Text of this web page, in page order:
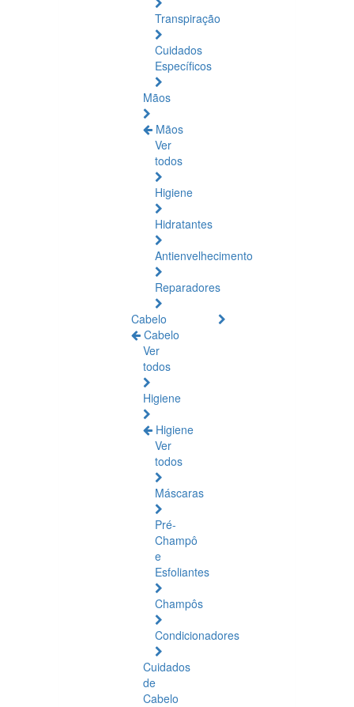
Transpiração
Cuidados
Específicos
Mãos
Mãos
Ver
todos
Higiene
Hidratantes
Antienvelhecimento
Reparadores
Cabelo
Cabelo
Ver
todos
Higiene
Higiene
Ver
todos
Máscaras
Pré-
Champô
e
Esfoliantes
Champôs
Condicionadores
Cuidados
de
Cabelo